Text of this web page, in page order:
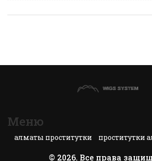
Меню
алматы проститутки проститутки
© 2026. Все права